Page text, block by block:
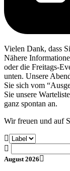
Vielen Dank, dass
Nähere
oder die Freitags-
unten. Unsere
Sie sich vom
Sie unsere
ganz spontan an.
Wir freuen und auf
August 2026